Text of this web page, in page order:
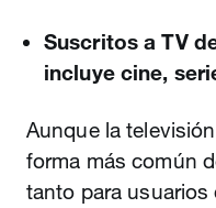
Suscritos a TV
incluye cine,
Aunque la
forma más común
tanto para usuarios